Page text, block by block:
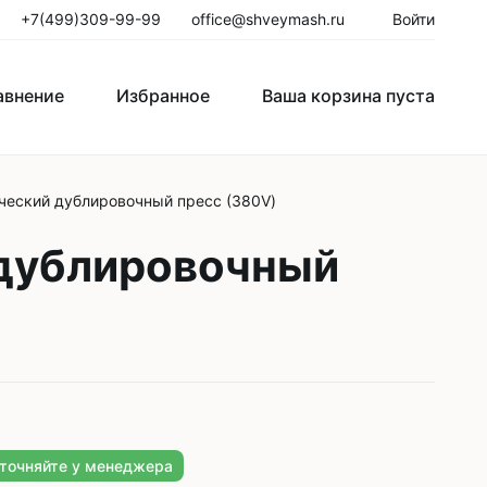
+7(499)309-99-99 office@shveymash.ru Войти
Избранное Ваша корзина пуста
стежка Колонковые швейные машины
Рукавные швейные машины
Двигатели для промышленных
дублировочный пресс (380V)
у менеджера